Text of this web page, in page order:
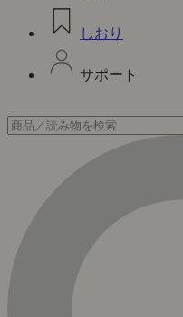
しおり
サポート